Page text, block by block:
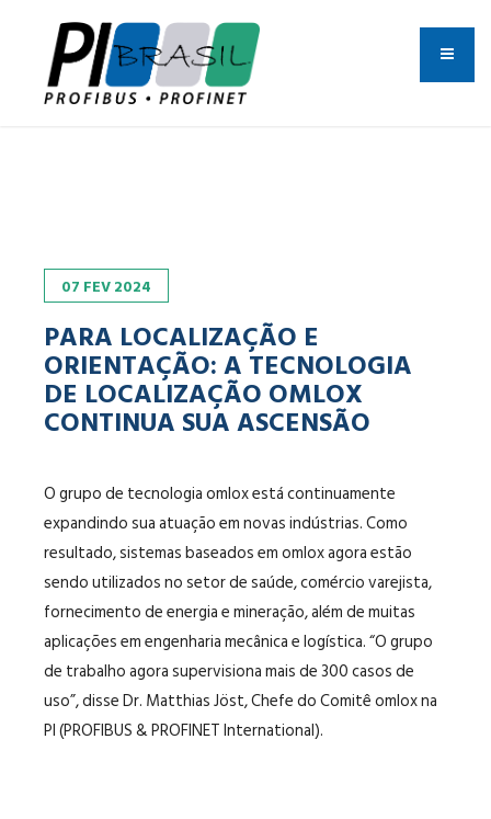
07 FEV2024
PARA LOCALIZAÇÃO E
ORIENTAÇÃO: A TECNOLOGIA
DE LOCALIZAÇÃO OMLOX
CONTINUA SUA ASCENSÃO
O grupo de tecnologia omlox está continuamente
expandindo sua atuação em novas indústrias. Como
resultado, sistemas baseados em omlox agora estão
sendo utilizados no setor de saúde, comércio varejista,
fornecimento de energia e mineração, além de muitas
aplicações em engenharia mecânica e logística. “O grupo
de trabalho agora supervisiona mais de 300 casos de
uso”, disse Dr. Matthias Jöst, Chefe do Comitê omlox na
PI (PROFIBUS & PROFINET International).